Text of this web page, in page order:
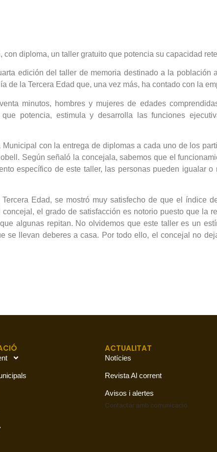
diploma, un taller gratuito que potencia su capacidad
edición del taller de memoria destinado a la
de la Tercera Edad que, una vez más, ha contado con la
minutos, hombres y mujeres de edades
potencia, estimula y desarrolla las funciones
con la entrega de diplomas a cada uno de los
Según señaló la concejala, sabemos que el
específico de este taller, las personas pueden igualar
Edad, se mostró muy satisfecho de que el índice
el grado de satisfacción es notorio puesto que la
algunas repitan. No olvidemos que este taller es un
se llevan deberes a casa. Por todo ello, el concejal no
ACTUALITAT
Notícies
Revista Al corrent
Avisos i alertes
Contactar amb comunicació